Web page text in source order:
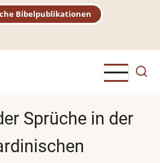
Bibelpublikationen
Sprüche in der